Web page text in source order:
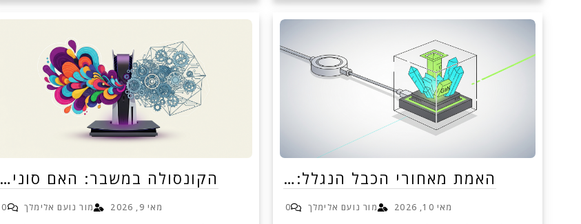
האמת מאחורי הכבל הנגלל:…
מאי 10, 2026 מור נועם אלימלך 0
הקונסולה במשבר: האם סוני…
מאי 9, 2026 מור נועם אלימלך 0